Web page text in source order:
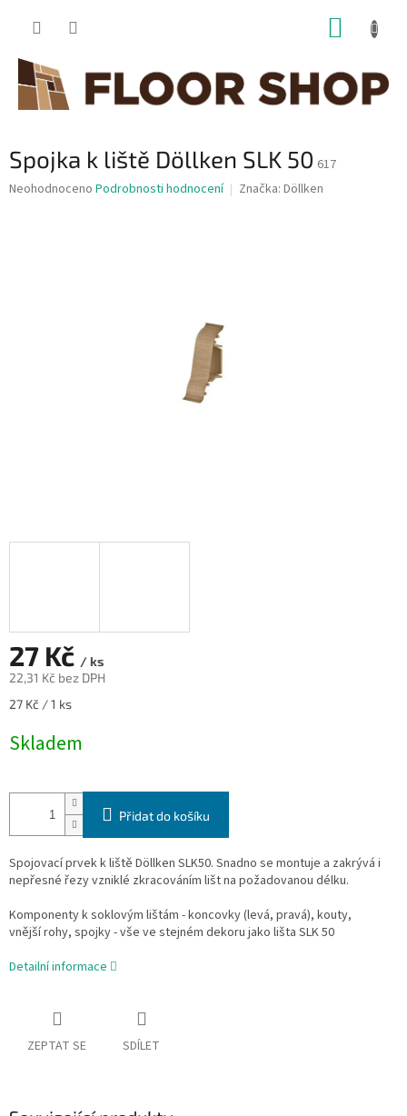
Spojka k liště Döllken SLK 50 617
Průměrné
Neohodnoceno Podrobnosti hodnocení Značka: Döllken
27 Kč / ks
22,31 Kč bez DPH
Měrná
27 Kč / 1 ks
Skladem
Přidat do košíku
Spojovací prvek k liště Döllken SLK50. Snadno se montuje a zakrývá i
nepřesné řezy vzniklé zkracováním lišt na požadovanou délku.
Komponenty k soklovým lištám - koncovky (levá, pravá), kouty,
vnější rohy, spojky - vše ve stejném dekoru jako lišta SLK 50
Detailní informace
ZEPTAT SE SDÍLET